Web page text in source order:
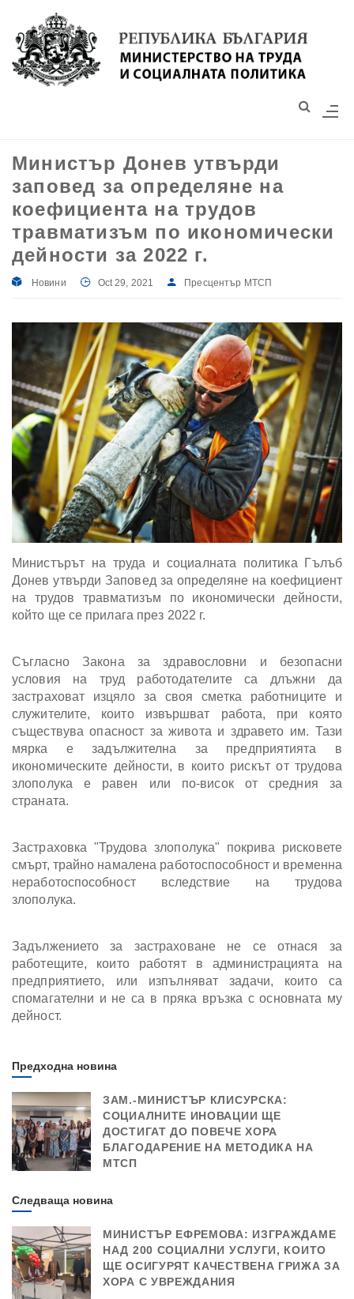
Моля,
обърнете
със
система
достъпност.
Министър Донев утвърди
заповед за определяне на
коефициента на трудов
травматизъм по икономически
дейности за 2022 г.
Новини Oct 29, 2021 Пресцентър МТСП
Министърът на труда и социалната политика Гълъб
Донев утвърди Заповед за определяне на коефициент
на трудов травматизъм по икономически дейности,
който ще се прилага през 2022 г.
Съгласно Закона за здравословни и безопасни
условия на труд работодателите са длъжни да
застраховат изцяло за своя сметка работниците и
служителите, които извършват работа, при която
съществува опасност за живота и здравето им. Тази
мярка е задължителна за предприятията в
икономическите дейности, в които рискът от трудова
злополука е равен или по-висок от средния за
страната.
Застраховка "Трудова злополука" покрива рисковете
смърт, трайно намалена работоспособност и временна
неработоспособност вследствие на трудова
злополука.
Задължението за застраховане не се отнася за
работещите, които работят в администрацията на
предприятието, или изпълняват задачи, които са
спомагателни и не са в пряка връзка с основната му
дейност.
Предходна новина
ЗАМ.-МИНИСТЪР КЛИСУРСКА:
СОЦИАЛНИТЕ ИНОВАЦИИ ЩЕ
ДОСТИГАТ ДО ПОВЕЧЕ ХОРА
БЛАГОДАРЕНИЕ НА МЕТОДИКА НА
МТСП
Следваща новина
МИНИСТЪР ЕФРЕМОВА: ИЗГРАЖДАМЕ
НАД 200 СОЦИАЛНИ УСЛУГИ, КОИТО
ЩЕ ОСИГУРЯТ КАЧЕСТВЕНА ГРИЖА ЗА
ХОРА С УВРЕЖДАНИЯ